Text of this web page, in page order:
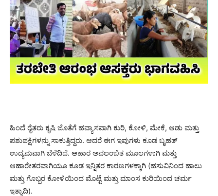
ಹಿಂದೆ ರೈತರು ಕೃಷಿ ಜೊತೆಗೆ ಹವ್ಯಾಸವಾಗಿ ಕುರಿ, ಕೋಳಿ, ಮೇಕೆ, ಆಡು ಮತ್ತು
ಪಶುಪಕ್ಷಿಗಳನ್ನು ಸಾಕುತ್ತಿದ್ದರು. ಆದರೆ ಈಗ ಇವುಗಳು ಕೂಡ ಬೃಹತ್
ಉದ್ಯಮವಾಗಿ ಬೆಳೆದಿದೆ. ಆಹಾರ ಅವಲಂಬಿತ ಮೂಲಗಳಾಗಿ ಮತ್ತು
ಆಹಾರೇತರವಾಗಿಯೂ ಕೂಡ ಇನ್ನಿತರ ಕಾರಣಗಳಕ್ಕಾಗಿ (ಹಸುವಿನಿಂದ ಹಾಲು
ಮತ್ತು ಗೊಬ್ಬರ ಕೋಳಿಯಿಂದ ಮೊಟ್ಟೆ ಮತ್ತು ಮಾಂಸ ಕುರಿಯಿಂದ ಚರ್ಮ
ಇತ್ಯಾದಿ).